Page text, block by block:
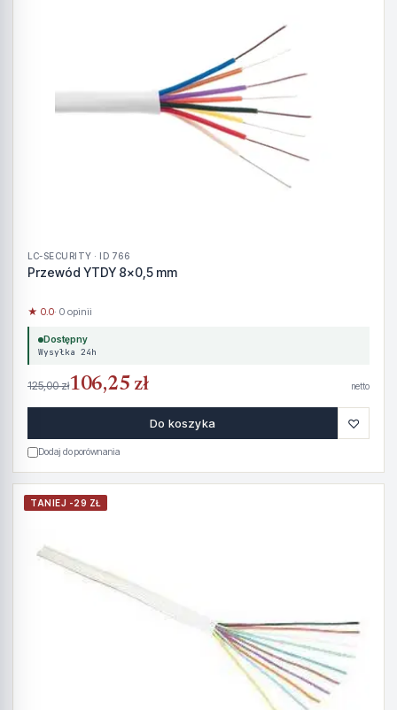
LC-SECURITY · ID 766
Przewód YTDY 8x0,5 mm
★ 0.0· 0 opinii
Dostępny
Wysyłka 24h
125,00 zł106,25 zł netto
Do koszyka ♡
Dodaj do porównania
TANIEJ -29 ZŁ